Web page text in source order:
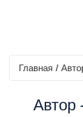
Главная /
Автор